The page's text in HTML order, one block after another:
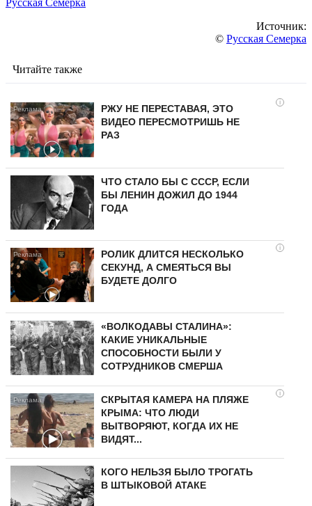
Источник:
© Русская Семерка
Читайте также
i
РЖУ НЕ ПЕРЕСТАВАЯ, ЭТО
ВИДЕО ПЕРЕСМОТРИШЬ НЕ
РАЗ
ЧТО СТАЛО БЫ С СССР, ЕСЛИ
БЫ ЛЕНИН ДОЖИЛ ДО 1944
ГОДА
i
РОЛИК ДЛИТСЯ НЕСКОЛЬКО
СЕКУНД, А СМЕЯТЬСЯ ВЫ
БУДЕТЕ ДОЛГО
«ВОЛКОДАВЫ СТАЛИНА»:
КАКИЕ УНИКАЛЬНЫЕ
СПОСОБНОСТИ БЫЛИ У
СОТРУДНИКОВ СМЕРША
i
СКРЫТАЯ КАМЕРА НА ПЛЯЖЕ
КРЫМА: ЧТО ЛЮДИ
ВЫТВОРЯЮТ, КОГДА ИХ НЕ
ВИДЯТ...
КОГО НЕЛЬЗЯ БЫЛО ТРОГАТЬ
В ШТЫКОВОЙ АТАКЕ